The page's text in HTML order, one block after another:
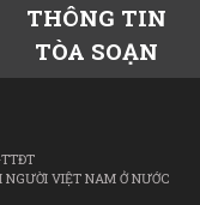
THÔNG TIN
TÒA SOẠN
VIỆT NAM Ở NƯỚC